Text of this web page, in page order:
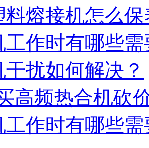
料熔接机怎么保
工作时有哪些
扰如何解决？
高频热合机砍
工作时有哪些